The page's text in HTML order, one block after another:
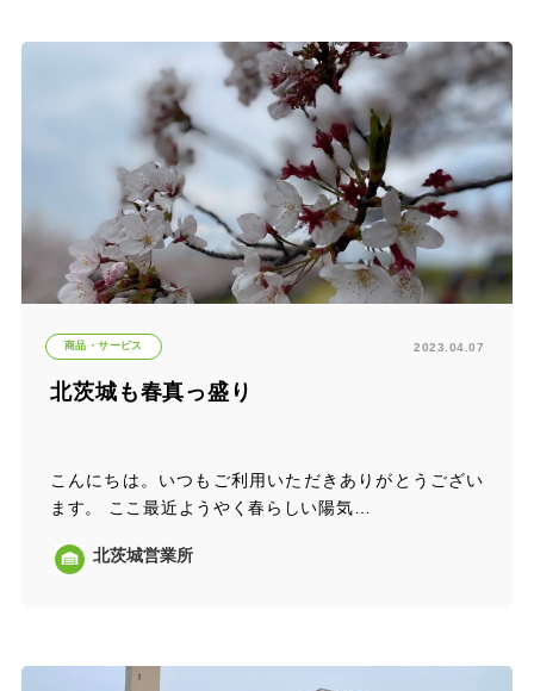
商品・サービス 2023.04.07
北茨城も春真っ盛り
こんにちは。いつもご利用いただきありがとうござい
ます。 ここ最近ようやく春らしい陽気…
北茨城営業所